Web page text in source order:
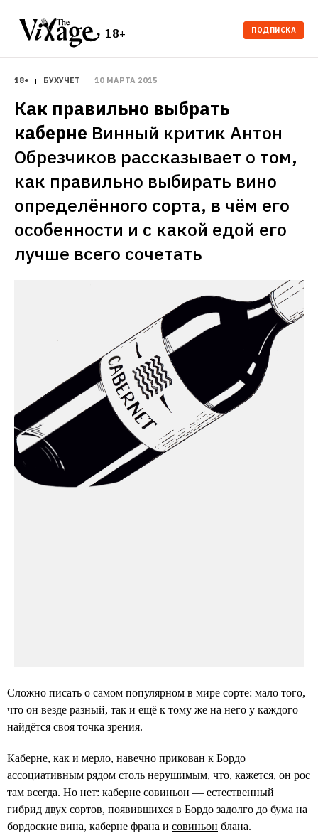
18+ ПОДПИСКА
18+ БУХУЧЕТ 10 МАРТА 2015
Как правильно выбрать
каберне Винный критик Антон
Обрезчиков рассказывает о том,
как правильно выбирать вино
определённого сорта, в чём его
особенности и с какой едой его
лучше всего сочетать
Сложно писать о самом популярном в мире сорте: мало того,
что он везде разный, так и ещё к тому же на него у каждого
найдётся своя точка зрения.
Каберне, как и мерло, навечно прикован к Бордо
ассоциативным рядом столь нерушимым, что, кажется, он рос
там всегда. Но нет: каберне совиньон — естественный
гибрид двух сортов, появившихся в Бордо задолго до бума на
бордоские вина, каберне франа и совиньон блана.